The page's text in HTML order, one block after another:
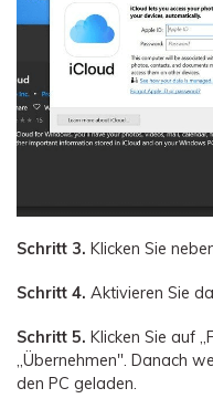
Schritt 3. Klicken Sie
Schritt 4. Aktivieren Sie
Schritt 5. Klicken Sie auf
„Übernehmen". Danach
den PC geladen.